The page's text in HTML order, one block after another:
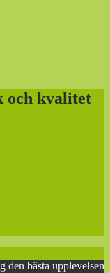
och kvalitet
den bästa upplevelsen